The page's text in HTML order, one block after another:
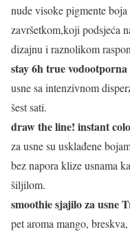
nude visoke pigmente
završetkom,koji podsjeća
dizajnu i raznolikom
stay 6h true vodootporna
usne sa intenzivnom
šest sati.
draw the line! instant
za usne su usklađene
bez napora klize usnama
šiljilom.
smoothie sjajilo za usne
pet aroma mango,